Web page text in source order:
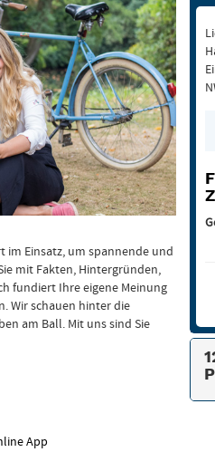
im Einsatz, um spannende und
mit Fakten, Hintergründen,
fundiert Ihre eigene Meinung
Wir schauen hinter die
am Ball. Mit uns sind Sie
App